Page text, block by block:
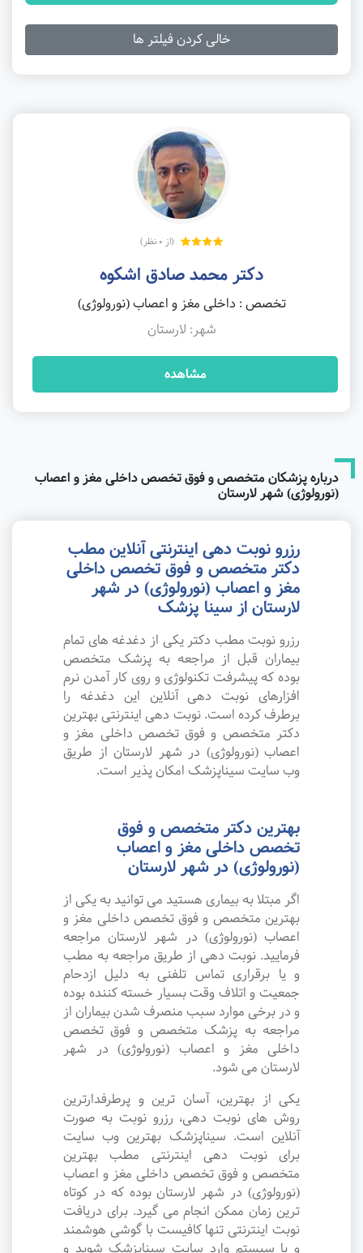
خالی کردن فیلتر ها
(از 0 نظر)
دکتر محمد صادق اشکوه
تخصص : داخلی مغز و اعصاب (نورولوژی)
شهر: لارستان
مشاهده
درباره پزشکان متخصص و فوق تخصص داخلی مغز و اعصاب
(نورولوژی) شهر لارستان
رزرو نوبت دهی اینترنتی آنلاین مطب
دکتر متخصص و فوق تخصص داخلی
مغز و اعصاب (نورولوژی) در شهر
لارستان از سینا پزشک
رزرو نوبت مطب دکتر یکی از دغدغه های تمام
بیماران قبل از مراجعه به پزشک متخصص
بوده که پیشرفت تکنولوژی و روی کار آمدن نرم
افزارهای نوبت دهی آنلاین این دغدغه را
برطرف کرده است. نوبت دهی اینترنتی بهترین
دکتر متخصص و فوق تخصص داخلی مغز و
اعصاب (نورولوژی) در شهر لارستان از طریق
وب سایت سیناپزشک امکان پذیر است.
بهترین دکتر متخصص و فوق
تخصص داخلی مغز و اعصاب
(نورولوژی) در شهر لارستان
اگر مبتلا به بیماری هستید می توانید به یکی از
بهترین متخصص و فوق تخصص داخلی مغز و
اعصاب (نورولوژی) در شهر لارستان مراجعه
فرمایید. نوبت دهی از طریق مراجعه به مطب
و یا برقراری تماس تلفنی به دلیل ازدحام
جمعیت و اتلاف وقت بسیار خسته کننده بوده
و در برخی موارد سبب منصرف شدن بیماران از
مراجعه به پزشک متخصص و فوق تخصص
داخلی مغز و اعصاب (نورولوژی) در شهر
لارستان می شود.
یکی از بهترین، آسان ترین و پرطرفدارترین
روش های نوبت دهی، رزرو نوبت به صورت
آنلاین است. سیناپزشک بهترین وب سایت
برای نوبت دهی اینترنتی مطب بهترین
متخصص و فوق تخصص داخلی مغز و اعصاب
(نورولوژی) در شهر لارستان بوده که در کوتاه
ترین زمان ممکن انجام می گیرد. برای دریافت
نوبت اینترنتی تنها کافیست با گوشی هوشمند
و یا سیستم وارد سایت سیناپزشک شوید و